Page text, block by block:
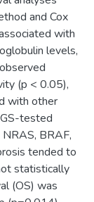
and Cox
with
levels,
(p < 0.05),
with other
tested
BRAF,
tended to
statistically
(OS) was